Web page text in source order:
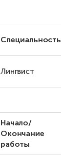
Специальность
Лингвист
Начало/
Окончание
работы